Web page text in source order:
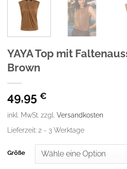
YAYA Top mit
Brown
49,95 €
inkl. MwSt. zzgl. Versandkosten
Lieferzeit: 2 - 3 Werktage
Größe